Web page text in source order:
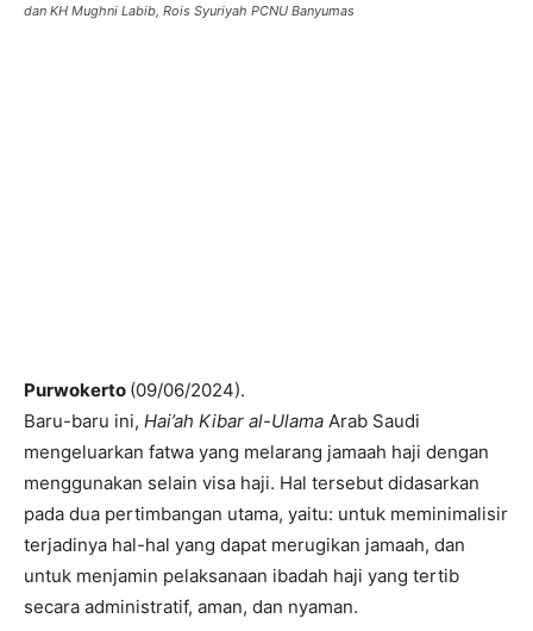
dan KH Mughni Labib, Rois Syuriyah PCNU Banyumas
Purwokerto (09/06/2024).
Baru-baru ini, Hai’ah Kibar al-Ulama Arab Saudi
mengeluarkan fatwa yang melarang jamaah haji dengan
menggunakan selain visa haji. Hal tersebut didasarkan
pada dua pertimbangan utama, yaitu: untuk meminimalisir
terjadinya hal-hal yang dapat merugikan jamaah, dan
untuk menjamin pelaksanaan ibadah haji yang tertib
secara administratif, aman, dan nyaman.